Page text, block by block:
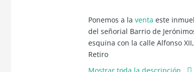
Ponemos a la venta este
del señorial Barrio de
esquina con la calle Alfonso
Retiro
El piso, integralmente